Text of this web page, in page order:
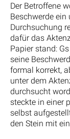
Der Betroffene
Beschwerde
Durchsuchung
dafür das
Papier stand:
seine
formal korrekt,
unter dem
durchsucht
steckte in einer
selbst
den Stein mit